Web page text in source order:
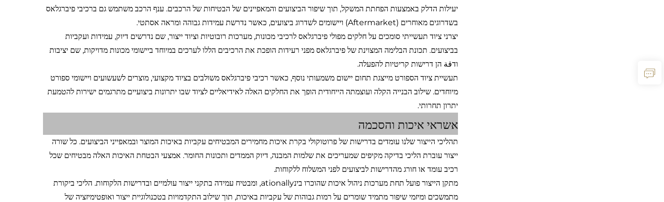
יעילות הדלק באמצעות הפחתת המשקל, תוך שיפור הביצועים והמאפיינים של הבטיחות של הרכבים. ענף הרכב משתמש גם ברכיבי פיברגלאס
בשדרוגים מאוחרים (Aftermarket) ויישומים לשדרוג ביצועים, כאשר נדרשת עמידות גבוהה ומראה אסתטי.
יצרני ציוד תעשייתי סומכים על חלקים מפולי פיברגלאס לרכיבי מכונות, מערכות רובוטיות וציוד ייצור, שם נדרשים דיוק, עמידות ועקביות
בביצועים. תכונת הבלימה המצוינת של פיברגלאס מפני רעידות הופכת את הרכיבים הללו לערכים במיוחד ביישומי מכונות מדויקות, שם יציבות
ודقة הן דרישות קריטיות להפעלה.
תעשיית ציוד הספורט מייצגת תחום יישום משמעותי נוסף, כאשר רכיבי פיברגלאס משולבים בציוד מקצועי, מוצרים לשעשועים ויישומי ספורט
מיוחדים. שילוב הבנייה הקלה ועוצמתה הייחודית הופך את החלקים האלה לאידיאליים לציוד שבו יתרונות ביצועיים מתרגמים ישירות להטמעת
יתרון תחרותי.
אשראי איכות והסכמה
תהליכי הייצור שלנו עומדים בדרישות של פרוטוקולי בקרת איכות מחמירים המבטיחים עקביות באיכות המוצר ובמאפייני הביצועים. כל שורה
ייצור עוברת הליכי בדיקה מקיפים שמעריכים את שלמות המבנה, דיוק הממדים ותכונות החומר. אמצעי הבטחת האיכות האלה מבטיחים שכל
רכיב עומד או חורג מהדרישות לביצועים לפני המשלוח ללקוחות.
מתקן הייצור פועל תחת מערכות ניהול איכות שהוכרו בינationally, ומבטיח עמידה בתקני ייצור עולמיים ובדרישות הלקוחות. הליכי ביקורת
מתמשכים ומיזמי שיפור מתמיד שומרים על רמות גבוהות של עקביות באיכות, תוך שילוב התקדמויות בטכנולוגיית ייצור ואופטימיזציה של